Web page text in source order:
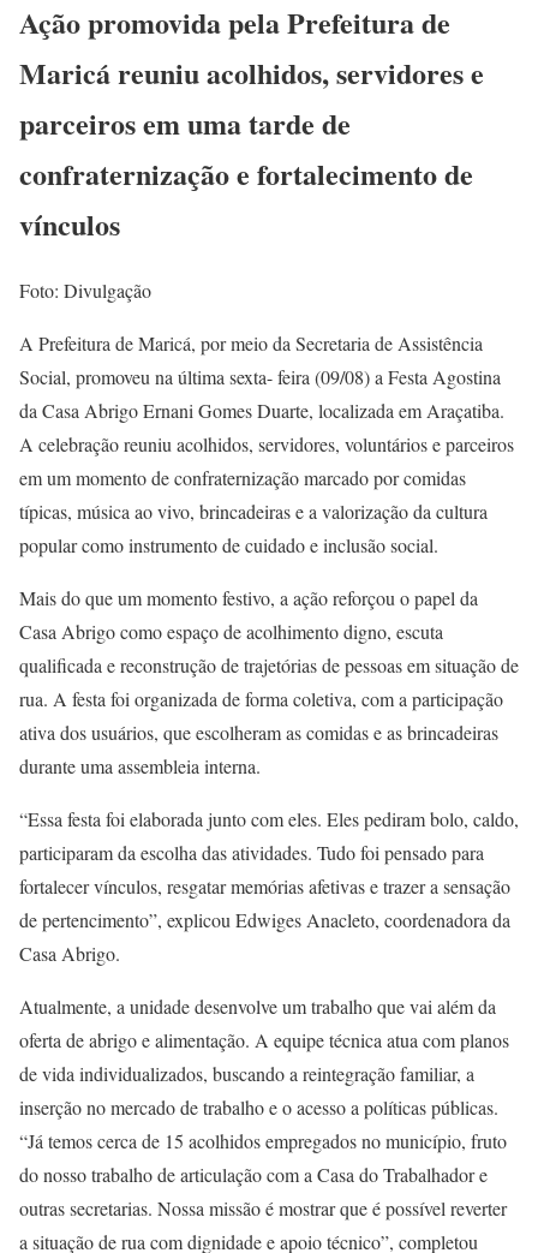
Ação promovida pela Prefeitura de
Maricá reuniu acolhidos, servidores e
parceiros em uma tarde de
confraternização e fortalecimento de
vínculos
Foto: Divulgação
A Prefeitura de Maricá, por meio da Secretaria de Assistência
Social, promoveu na última sexta- feira (09/08) a Festa Agostina
da Casa Abrigo Ernani Gomes Duarte, localizada em Araçatiba.
A celebração reuniu acolhidos, servidores, voluntários e parceiros
em um momento de confraternização marcado por comidas
típicas, música ao vivo, brincadeiras e a valorização da cultura
popular como instrumento de cuidado e inclusão social.
Mais do que um momento festivo, a ação reforçou o papel da
Casa Abrigo como espaço de acolhimento digno, escuta
qualificada e reconstrução de trajetórias de pessoas em situação de
rua. A festa foi organizada de forma coletiva, com a participação
ativa dos usuários, que escolheram as comidas e as brincadeiras
durante uma assembleia interna.
“Essa festa foi elaborada junto com eles. Eles pediram bolo, caldo,
participaram da escolha das atividades. Tudo foi pensado para
fortalecer vínculos, resgatar memórias afetivas e trazer a sensação
de pertencimento”, explicou Edwiges Anacleto, coordenadora da
Casa Abrigo.
Atualmente, a unidade desenvolve um trabalho que vai além da
oferta de abrigo e alimentação. A equipe técnica atua com planos
de vida individualizados, buscando a reintegração familiar, a
inserção no mercado de trabalho e o acesso a políticas públicas.
“Já temos cerca de 15 acolhidos empregados no município, fruto
do nosso trabalho de articulação com a Casa do Trabalhador e
outras secretarias. Nossa missão é mostrar que é possível reverter
a situação de rua com dignidade e apoio técnico”, completou